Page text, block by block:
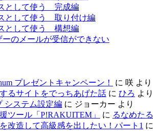
として使う 完成編
として使う 取り付け編
として使う 構想編
のメールが受信ができない
プレゼントキャンペーン！ に 咲 より
るサイトをでっちあげた話 に ひろ より
システム設定編 に ジョーカー より
ツール「P!RAKUITEM」
に るなめたる
改造して高級感を出したい！パート1 に